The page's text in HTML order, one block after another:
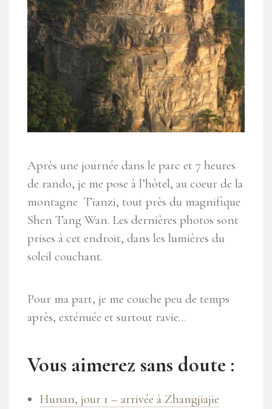
Après une journée dans le parc et 7 heures
de rando, je me pose à l’hôtel, au coeur de la
montagne Tianzi, tout près du magnifique
Shen Tang Wan. Les dernières photos sont
prises à cet endroit, dans les lumières du
soleil couchant.
Pour ma part, je me couche peu de temps
après, exténuée et surtout ravie…
Vous aimerez sans doute :
Hunan, jour 1 – arrivée à Zhangjiajie